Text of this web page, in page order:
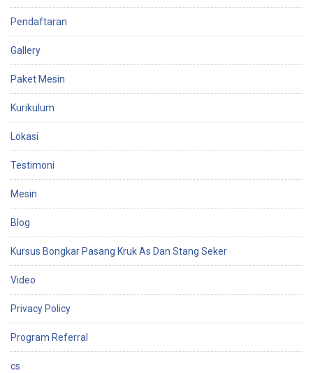
Pendaftaran
Gallery
Paket Mesin
Kurikulum
Lokasi
Testimoni
Mesin
Blog
Kursus Bongkar Pasang Kruk As Dan Stang Seker
Video
Privacy Policy
Program Referral
cs